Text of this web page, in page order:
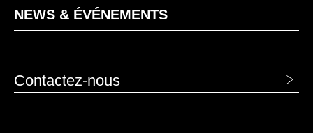
EZ chêne vicenza
NEWS & ÉVÉNEMENTS
Contactez-nous